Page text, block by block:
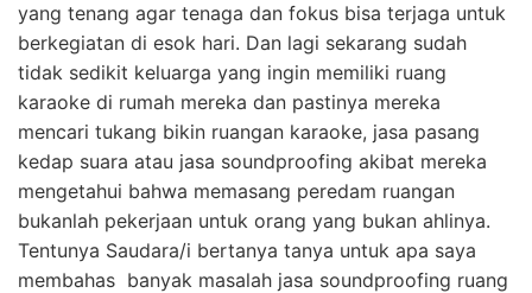
yang tenang agar tenaga dan fokus bisa terjaga untuk
berkegiatan di esok hari. Dan lagi sekarang sudah
tidak sedikit keluarga yang ingin memiliki ruang
karaoke di rumah mereka dan pastinya mereka
mencari tukang bikin ruangan karaoke, jasa pasang
kedap suara atau jasa soundproofing akibat mereka
mengetahui bahwa memasang peredam ruangan
bukanlah pekerjaan untuk orang yang bukan ahlinya.
Tentunya Saudara/i bertanya tanya untuk apa saya
membahas banyak masalah jasa soundproofing ruang